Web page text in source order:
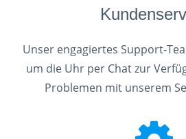
Unser engagiertes Support-
um die Uhr per Chat zur
Problemen mit unserem